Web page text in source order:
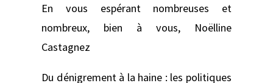
En vous espérant nombreuses et
nombreux, bien à vous, Noëlline
Castagnez
Du dénigrement à la haine : les politiques